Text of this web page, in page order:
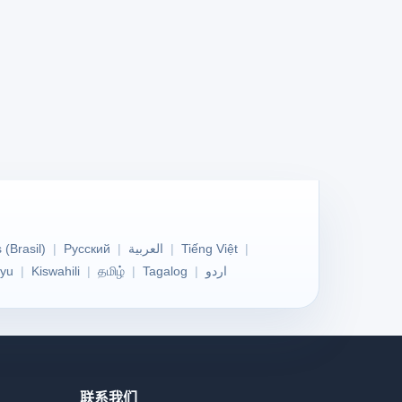
(Brasil) Русский العربية
Tiếng Việt
Kiswahili தமிழ் Tagalog اردو
联系我们